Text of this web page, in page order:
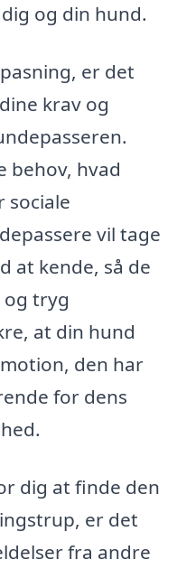
og din hund.
er det
krav og
behov, hvad
sociale
vil tage
at kende, så de
og tryg
at din hund
den har
for dens
dig at finde den
er det
fra andre